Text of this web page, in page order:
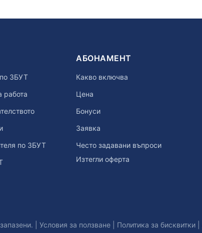
ЗБУТ
работа
по ЗБУТ
АБОНАМЕНТ
Какво включва
Цена
Бонуси
Заявка
Често задавани въпроси
Изтегли оферта
| Условия за ползване| Политика за бисквитки|